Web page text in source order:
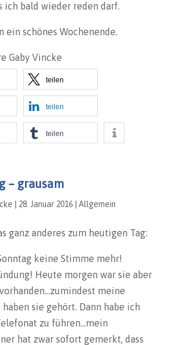
ich bald wieder reden darf.
ein schönes Wochenende.
Gaby Vincke
teilen
teilen
teilen
– grausam
28. Januar 2016| Allgemein
ganz anderes zum heutigen Tag:
keine Stimme mehr!
Heute morgen war sie aber
meine
sie gehört. Dann habe ich
zu führen…mein
hat zwar sofort gemerkt, dass